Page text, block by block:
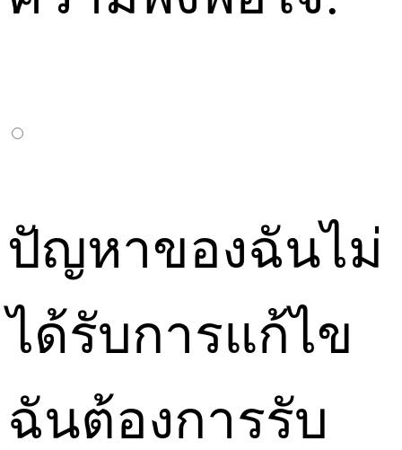
ปัญหาของฉันไม่
ได้รับการแก้ไข
ฉันต้องการรับ